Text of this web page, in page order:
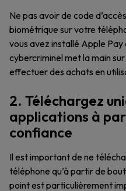
Ne pas avoir de code
biométrique sur votre
vous avez installé Apple Pay
cybercriminel met la main
effectuer des achats en
2. Téléchargez
applications à
confiance
Il est important de ne
téléphone qu’à partir de
point est particulièrement